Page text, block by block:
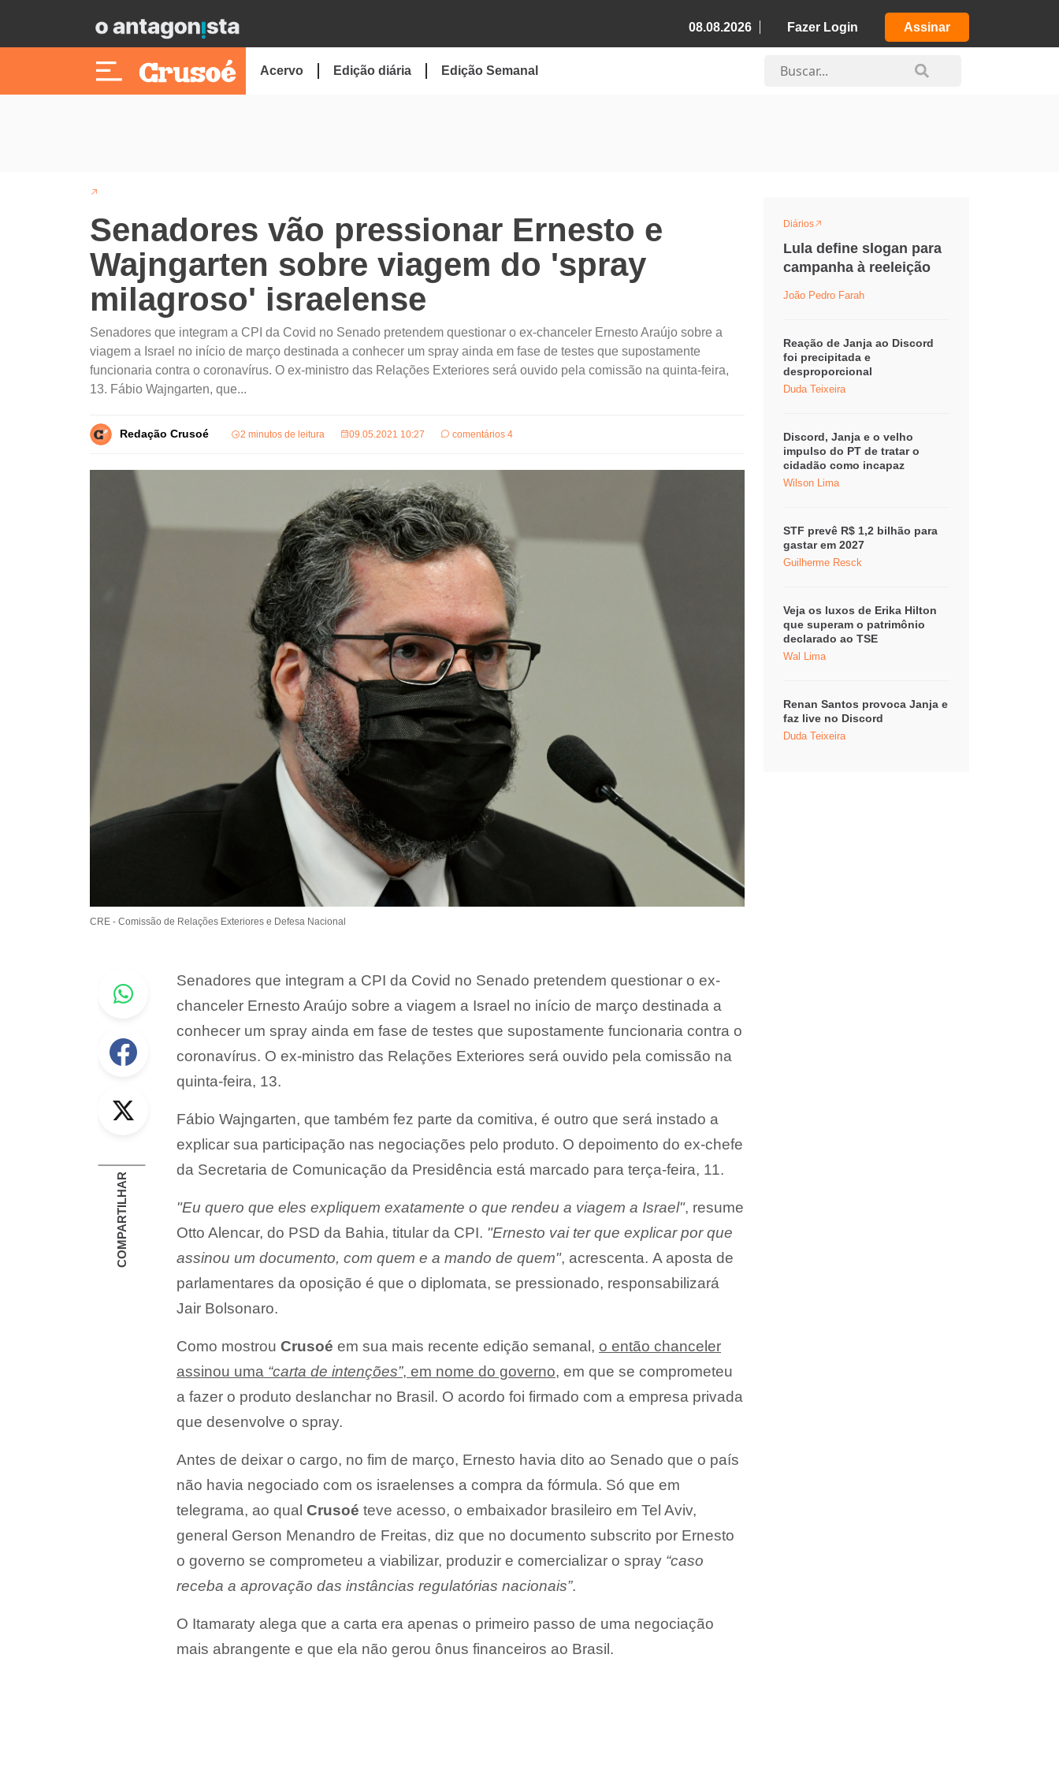
08.08.2026 Fazer Login Assinar
Acervo Edição diária Edição Semanal
Senadores vão pressionar Ernesto e
Wajngarten sobre viagem do 'spray
milagroso' israelense
Senadores que integram a CPI da Covid no Senado pretendem questionar o ex-chanceler Ernesto Araújo sobre a
viagem a Israel no início de março destinada a conhecer um spray ainda em fase de testes que supostamente
funcionaria contra o coronavírus. O ex-ministro das Relações Exteriores será ouvido pela comissão na quinta-feira,
13. Fábio Wajngarten, que...
Redação Crusoé 2 minutos de leitura 09.05.2021 10:27 comentários 4
CRE - Comissão de Relações Exteriores e Defesa Nacional
Whastapp
Facebook
Twitter
COMPARTILHAR
Senadores que integram a CPI da Covid no Senado pretendem questionar o ex-
chanceler Ernesto Araújo sobre a viagem a Israel no início de março destinada a
conhecer um spray ainda em fase de testes que supostamente funcionaria contra o
coronavírus. O ex-ministro das Relações Exteriores será ouvido pela comissão na
quinta-feira, 13.
Fábio Wajngarten, que também fez parte da comitiva, é outro que será instado a
explicar sua participação nas negociações pelo produto. O depoimento do ex-chefe
da Secretaria de Comunicação da Presidência está marcado para terça-feira, 11.
"Eu quero que eles expliquem exatamente o que rendeu a viagem a Israel", resume
Otto Alencar, do PSD da Bahia, titular da CPI. "Ernesto vai ter que explicar por que
assinou um documento, com quem e a mando de quem", acrescenta. A aposta de
parlamentares da oposição é que o diplomata, se pressionado, responsabilizará
Jair Bolsonaro.
Como mostrou Crusoé em sua mais recente edição semanal, o então chanceler
assinou uma “carta de intenções”, em nome do governo, em que se comprometeu
a fazer o produto deslanchar no Brasil. O acordo foi firmado com a empresa privada
que desenvolve o spray.
Antes de deixar o cargo, no fim de março, Ernesto havia dito ao Senado que o país
não havia negociado com os israelenses a compra da fórmula. Só que em
telegrama, ao qual Crusoé teve acesso, o embaixador brasileiro em Tel Aviv,
general Gerson Menandro de Freitas, diz que no documento subscrito por Ernesto
o governo se comprometeu a viabilizar, produzir e comercializar o spray “caso
receba a aprovação das instâncias regulatórias nacionais”.
O Itamaraty alega que a carta era apenas o primeiro passo de uma negociação
mais abrangente e que ela não gerou ônus financeiros ao Brasil.
Diários
Lula define slogan para
campanha à reeleição
João Pedro Farah
Reação de Janja ao Discord
foi precipitada e
desproporcional
Duda Teixeira
Discord, Janja e o velho
impulso do PT de tratar o
cidadão como incapaz
Wilson Lima
STF prevê R$ 1,2 bilhão para
gastar em 2027
Guilherme Resck
Veja os luxos de Erika Hilton
que superam o patrimônio
declarado ao TSE
Wal Lima
Renan Santos provoca Janja e
faz live no Discord
Duda Teixeira